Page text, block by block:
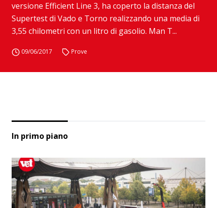
versione Efficient Line 3, ha coperto la distanza del
Supertest di Vado e Torno realizzando una media di
3,55 chilometri con un litro di gasolio. Man T...
09/06/2017 Prove
In primo piano